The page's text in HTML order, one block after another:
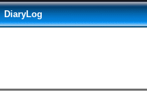
DiaryLog